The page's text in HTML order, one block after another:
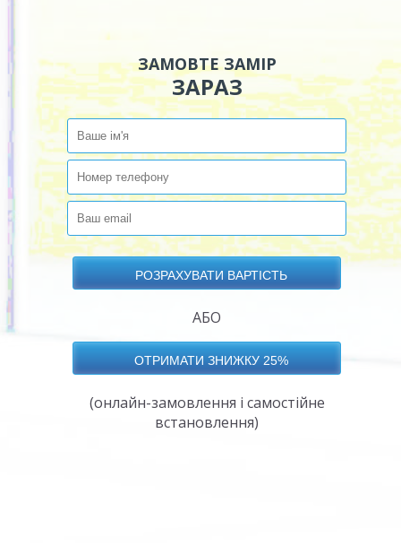
ЗАМОВТЕ ЗАМІР
ЗАРАЗ
АБО
(онлайн-замовлення і самостійне
встановлення)